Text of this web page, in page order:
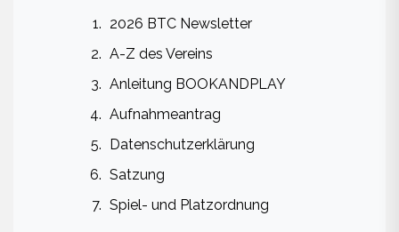
2026 BTC Newsletter
A-Z des Vereins
Anleitung BOOKANDPLAY
Aufnahmeantrag
Datenschutzerklärung
Satzung
Spiel- und Platzordnung